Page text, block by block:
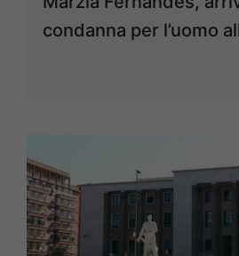
condanna per l’uomo